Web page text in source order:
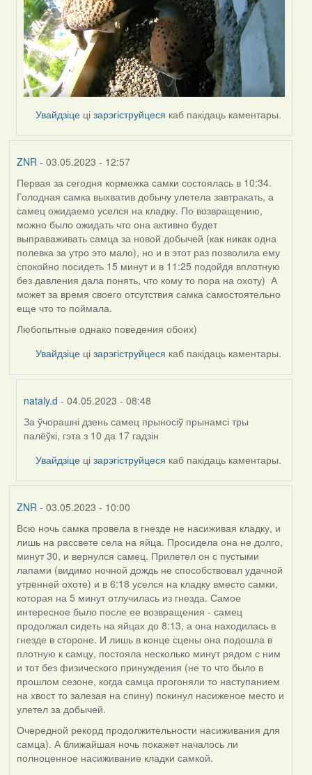
Увайдзіце цізарэгіструйцеся каб пакідаць каментары.
ZNR- 03.05.2023 - 12:57
Первая за сегодня кормежка самки состоялась в 10:34.
Голодная самка выхватив добычу улетела завтракать, а
самец ожидаемо уселся на кладку. По возвращению,
можно было ожидать что она активно будет
выправаживать самца за новой добычей (как никак одна
полевка за утро это мало), но и в этот раз позволила ему
спокойно посидеть 15 минут и в 11:25 подойдя вплотную
без давления дала понять, что кому то пора на охоту) А
может за время своего отсутствия самка самостоятельно
еще что то поймала.
Любопытные однако поведения обоих)
Увайдзіце цізарэгіструйцеся каб пакідаць каментары.
nataly.d - 04.05.2023 - 08:48
In
reply
ZNR
За ўчорашні дзень самец прыносіў прынамсі тры
палёўкі, гэта з 10 да 17 гадзін
Увайдзіце цізарэгіструйцеся каб пакідаць каментары.
ZNR- 03.05.2023 - 10:00
Всю ночь самка провела в гнезде не насиживая кладку, и
лишь на рассвете села на яйца. Просидела она не долго,
минут 30, и вернулся самец. Прилетел он с пустыми
лапами (видимо ночной дождь не способствовал удачной
утренней охоте) и в 6:18 уселся на кладку вместо самки,
которая на 5 минут отлучилась из гнезда. Самое
интересное было после ее возвращения - самец
продолжал сидеть на яйцах до 8:13, а она находилась в
гнезде в стороне. И лишь в конце сцены она подошла в
плотную к самцу, постояла несколько минут рядом с ним
и тот без физического принуждения (не то что было в
прошлом сезоне, когда самца прогоняли то наступанием
на хвост то залезая на спину) покинул насиженое место и
улетел за добычей.
Очередной рекорд продолжительности насиживания для
самца). А ближайшая ночь покажет началось ли
полноценное насиживание кладки самкой.